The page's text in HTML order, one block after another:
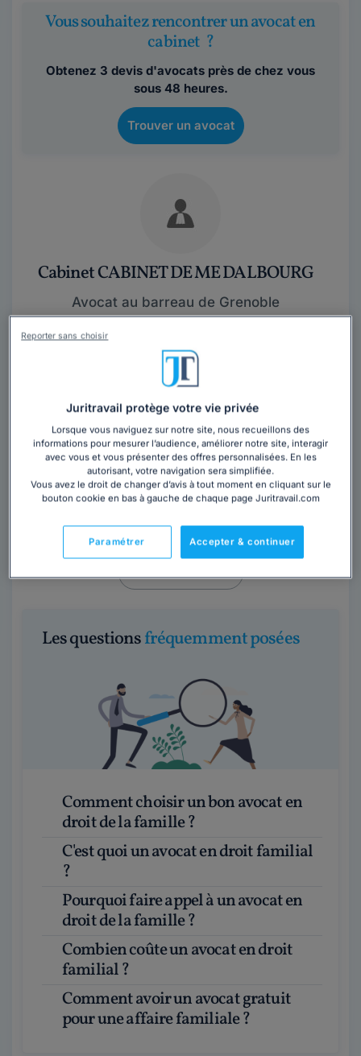
Vous souhaitez rencontrer un avocat en
cabinet ?
Obtenez 3 devis d'avocats près de chez vous
sous 48 heures.
Trouver un avocat
Cabinet CABINET DE ME DALBOURG
Avocat au barreau de Grenoble
Isère,Grenoble, 38000
Contacter ce cabinet
Rhône, Villeurbanne, 69100
Les questionsfréquemment posées
Comment choisir un bon avocat en
droit de la famille ?
C'est quoi un avocat en droit familial
?
Pourquoi faire appel à un avocat en
droit de la famille ?
Combien coûte un avocat en droit
familial ?
Comment avoir un avocat gratuit
pour une affaire familiale ?
Juritravail protège votre vie privée
Lorsque vous naviguez sur notre site, nous recueillons des
informations pour mesurer l’audience, améliorer notre site, interagir
avec vous et vous présenter des offres personnalisées. En les
autorisant, votre navigation sera simplifiée.
Vous avez le droit de changer d’avis à tout moment en cliquant sur le
bouton cookie en bas à gauche de chaque page Juritravail.com
Accepter & continuer
Paramétrer
Reporter sans choisir